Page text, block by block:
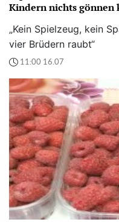
Kindern nichts gönnen
„Kein Spielzeug, kein
vier Brüdern raubt“
11:00 16.07